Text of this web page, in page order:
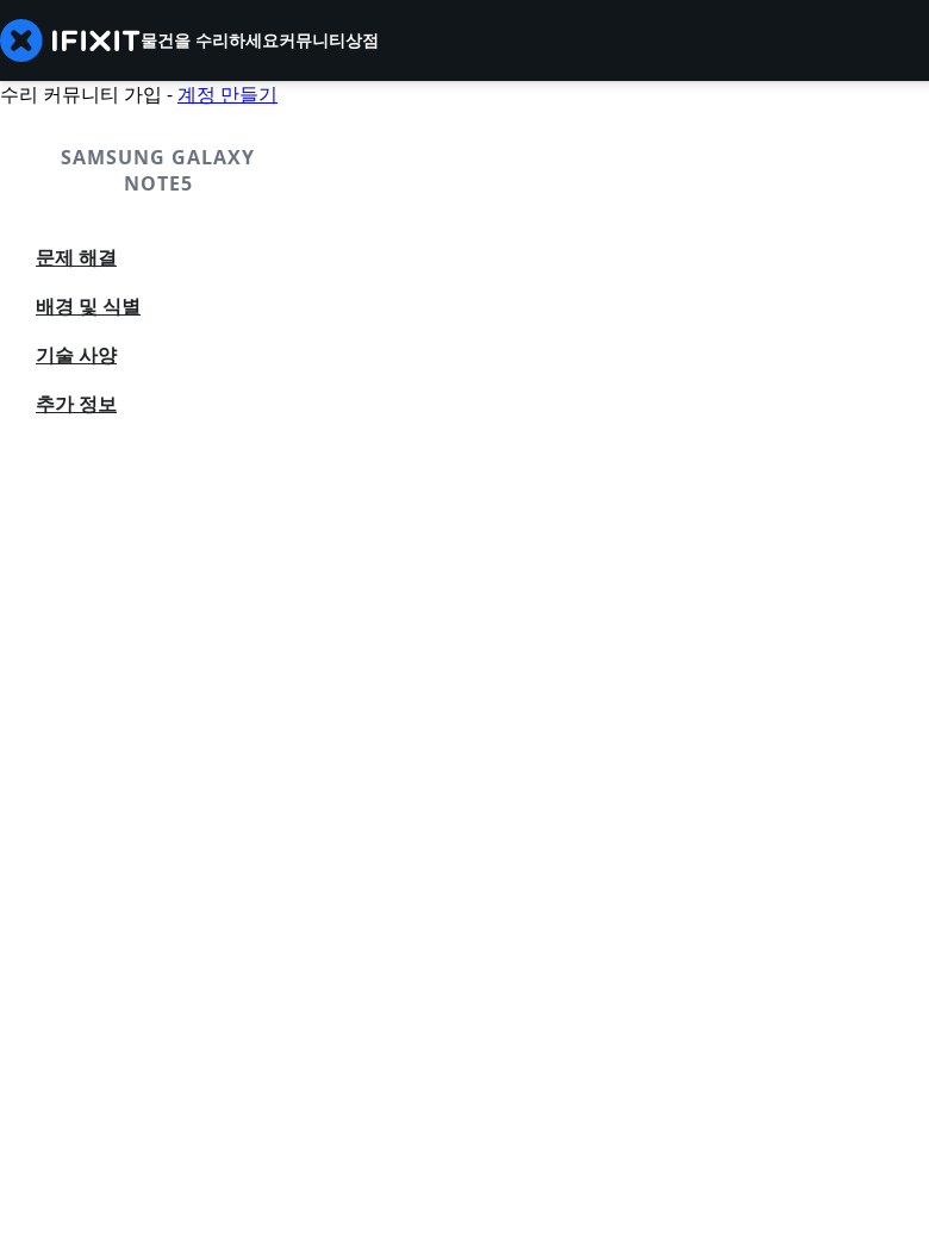
물건을 수리하세요커뮤니티상점
수리 커뮤니티 가입 -계정 만들기
SAMSUNG GALAXY
NOTE5
문제 해결
배경 및 식별
기술 사양
추가 정보